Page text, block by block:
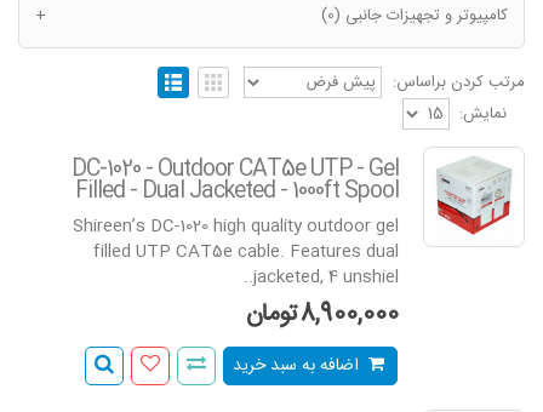
کامپیوتر و تجهیزات جانبی (0)
+
مرتب کردن براساس:
نمایش:
DC-1020 - Outdoor CAT5e UTP - Gel
Filled - Dual Jacketed - 1000ft Spool
Shireen’s DC-1020 high quality outdoor gel
filled UTP CAT5e cable. Features dual
jacketed, 4 unshiel..
8,900,000تومان
اضافه به سبد خرید